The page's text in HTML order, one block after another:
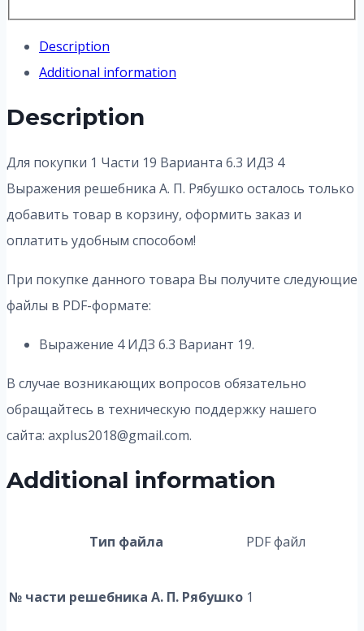
Description
Additional information
Description
Для покупки 1 Части 19 Варианта 6.3 ИДЗ 4
Выражения решебника А. П. Рябушко осталось только
добавить товар в корзину, оформить заказ и
оплатить удобным способом!
При покупке данного товара Вы получите следующие
файлы в PDF-формате:
Выражение 4 ИДЗ 6.3 Вариант 19.
В случае возникающих вопросов обязательно
обращайтесь в техническую поддержку нашего
сайта: axplus2018@gmail.com.
Additional information
Тип файла PDF файл
№ части решебника А. П. Рябушко 1